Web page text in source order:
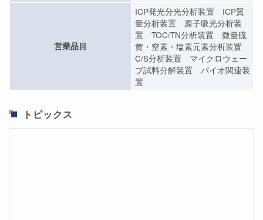
営業品目
ICP発光分光分析装置 ICP質
量分析装置 原子吸光分析装
置 TOC/TN分析装置 微量硫
黄・窒素・塩素元素分析装置
C/S分析装置 マイクロウェー
ブ試料分解装置 バイオ関連装
置
トピックス